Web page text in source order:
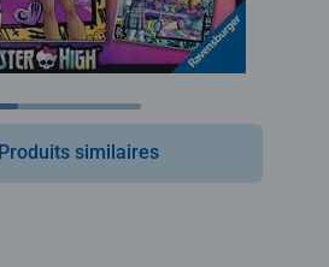
Produits similaires